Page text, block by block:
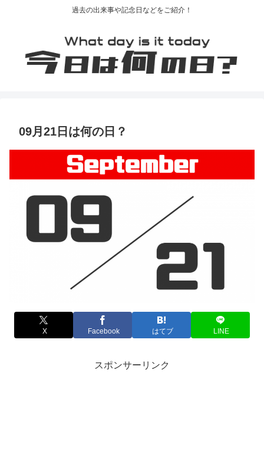
過去の出来事や記念日などをご紹介！
09月21日は何の日？
X Facebook はてブ LINE
スポンサーリンク